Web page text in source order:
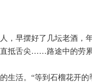
，早摆好了几坛老酒，
抵舌尖……路途中的劳
生活。“等到石榴花开